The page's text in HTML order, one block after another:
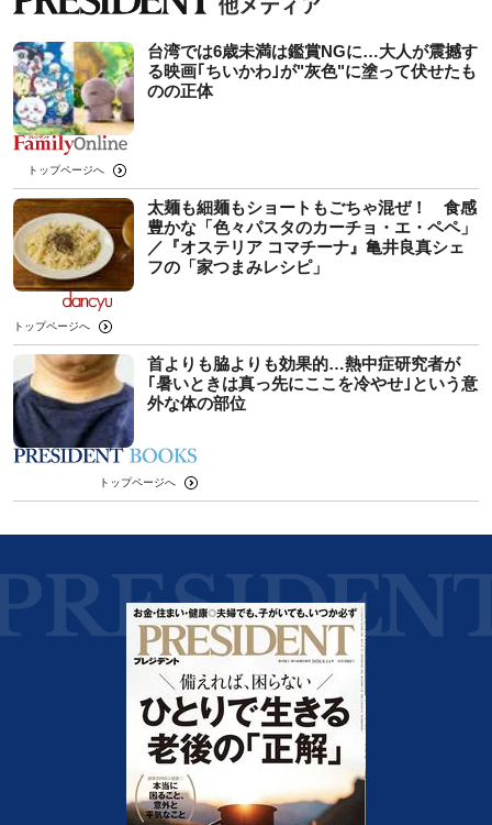
台湾では6歳未満は鑑賞NGに…大人が震撼す
る映画｢ちいかわ｣が"灰色"に塗って伏せたも
のの正体
トップページへ
太麺も細麺もショートもごちゃ混ぜ！ 食感
豊かな「色々パスタのカーチョ・エ・ペペ」
／『オステリア コマチーナ』亀井良真シェ
フの「家つまみレシピ」
トップページへ
首よりも脇よりも効果的…熱中症研究者が
｢暑いときは真っ先にここを冷やせ｣という意
外な体の部位
トップページへ